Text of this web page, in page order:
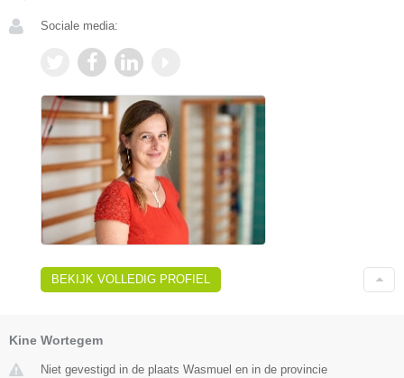
Sociale media:
BEKIJK VOLLEDIG PROFIEL
Kine Wortegem
Niet gevestigd in de plaats Wasmuel en in de provincie